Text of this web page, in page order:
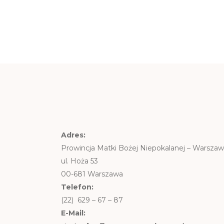
Adres:
Prowincja Matki Bożej Niepokalanej –
ul. Hoża 53
00-681 Warszawa
Telefon:
(22) 629 – 67 – 87
E-Mail: